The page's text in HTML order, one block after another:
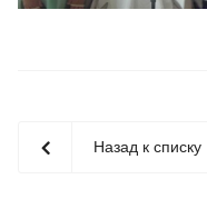
Назад к списку